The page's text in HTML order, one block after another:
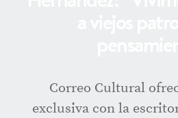
Correo Cultural
exclusiva con la